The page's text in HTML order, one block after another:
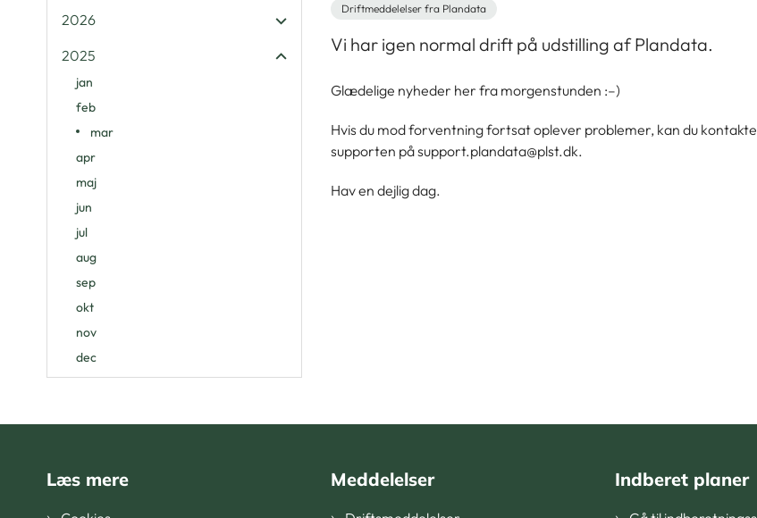
2026
2025
jan
feb
mar
apr
maj
jun
jul
aug
sep
okt
nov
dec
Driftmeddelelser fra Plandata
Vi har igen normal drift på udstilling af Plandata.
Glædelige nyheder her fra morgenstunden :–)
Hvis du mod forventning fortsat oplever problemer, kan du
supporten på support.plandata@plst.dk.
Hav en dejlig dag.
Læs mere Meddelelser Indberet planer